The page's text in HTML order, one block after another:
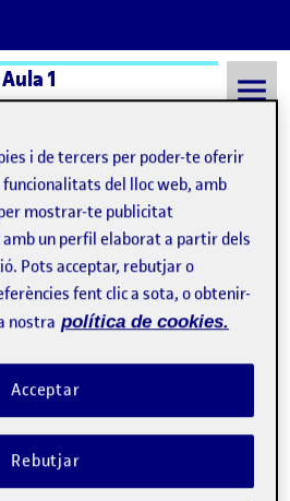
1
Significado de la canción de Amaral
de la canción
de la serie B
Valdes
i de tercers per poder-te oferir
del lloc web, amb
mostrar-te publicitat
un perfil elaborat a partir dels
Pots acceptar, rebutjar o
fent clic a sota, o obtenir-
nostra política de cookies.
Rebutjar
Acceptar